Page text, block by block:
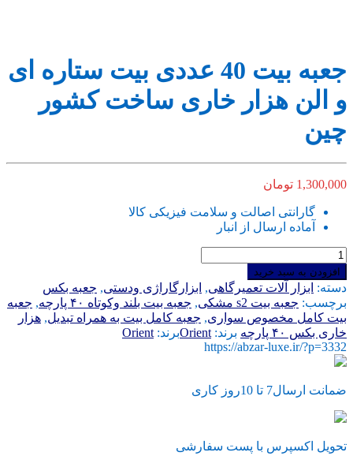
جعبه بیت 40 عددی بیت ستاره ای
و الن هزار خاری ساخت کشور
چین
1,300,000 تومان
گارانتی اصالت و سلامت فیزیکی کالا
آماده ارسال از انبار
جعبه
بیت
40
بیت
ستاره
ای
و
هزار
ساخت
چین
افزودن به سبد خرید
دسته: ابزار آلات تعمیرگاهی, ابزارگاراژی ودستی, جعبه بکس
برچسب: جعبه بیت s2 مشکی , جعبه بیت بلند وکوتاه ۴۰ پارچه , جعبه
بیت کامل مخصوص سواری, جعبه کامل بیت به همراه تبدیل, هزار
خاری بکس ۴۰ پارچه
برند: Orientبرند: Orient
https://abzar-luxe.ir/?p=3332
ضمانت ارسال7 تا 10روز کاری
تحویل اکسپرس با پست سفارشی